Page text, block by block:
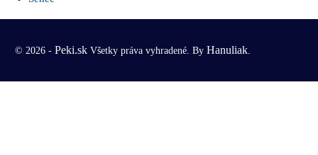
© 2026 -Peki.sk Všetky práva vyhradené. ByHanuliak.